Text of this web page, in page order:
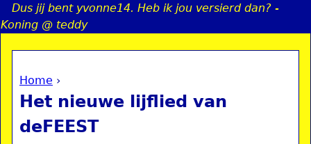
Jump to navigation
Dus jij bent yvonne14. Heb ik jou versierd dan? -
Koning @ teddy
You are here
Home ›
Het nieuwe lijflied van
deFEEST